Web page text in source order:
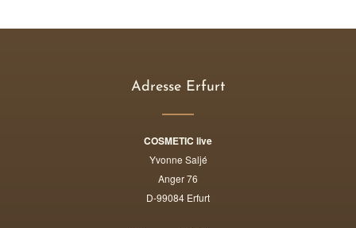
Adresse Erfurt
COSMETIC live
Yvonne Saljé
Anger 76
D-99084 Erfurt